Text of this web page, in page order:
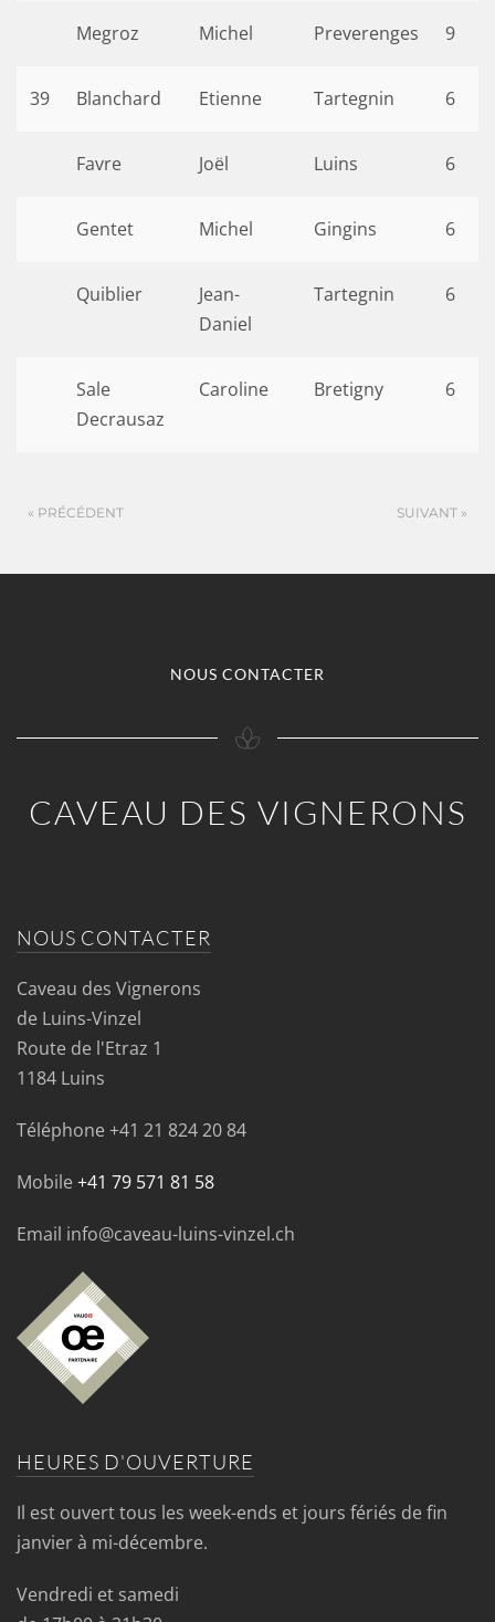
Megroz Michel Preverenges 9
39 Blanchard Etienne Tartegnin 6
Favre Joël Luins 6
Gentet Michel Gingins 6
Quiblier
Jean-
Daniel
Tartegnin 6
Sale
Decrausaz
Caroline Bretigny 6
« PRÉCÉDENT SUIVANT »
NOUS CONTACTER
CAVEAU DES VIGNERONS
NOUS CONTACTER
Caveau des Vignerons
de Luins-Vinzel
Route de l'Etraz 1
1184 Luins
Téléphone +41 21 824 20 84
Mobile +41 79 571 81 58
Email info@caveau-luins-vinzel.ch
HEURES D'OUVERTURE
Il est ouvert tous les week-ends et jours fériés de fin
janvier à mi-décembre.
Vendredi et samedi